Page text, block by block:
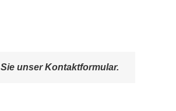
unser Kontaktformular.